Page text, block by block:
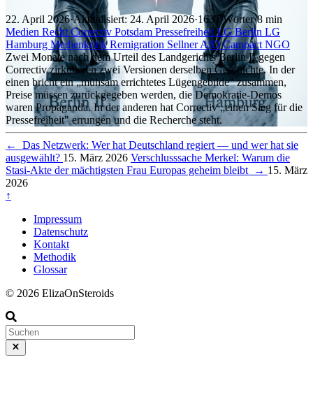
22. April 2026·Aktualisiert: 24. April 2026·1637 Wörter·8 min
Medien RechtCorrectiv Potsdam PressefreiheitLG Berlin LG
Hamburg MedienkritikRemigration SellnerAfDCampactNGO
Zwei Monate nach dem Urteil des Landgerichts Berlin II gegen
Correctiv zirkulieren zwei Versionen derselben Geschichte. In der
einen bricht ein „mühsam errichtetes Lügengebilde" zusammen,
Preise müssen zurückgegeben werden, die Demokratie-Demos
waren Propaganda. In der anderen hat Correctiv „einen Sieg für die
Pressefreiheit" errungen und die Recherche steht.
←
Das Netzwerk: Wer hat Deutschland regiert — und wer hat sie
ausgewählt? 15. März 2026 Verschlusssache Merkel: Warum die
Stasi-Akte der mächtigsten Frau Europas geheim bleibt → 15. März
2026
↑
Impressum
Datenschutz
Kontakt
Methodik
Glossar
© 2026 ElizaOnSteroids